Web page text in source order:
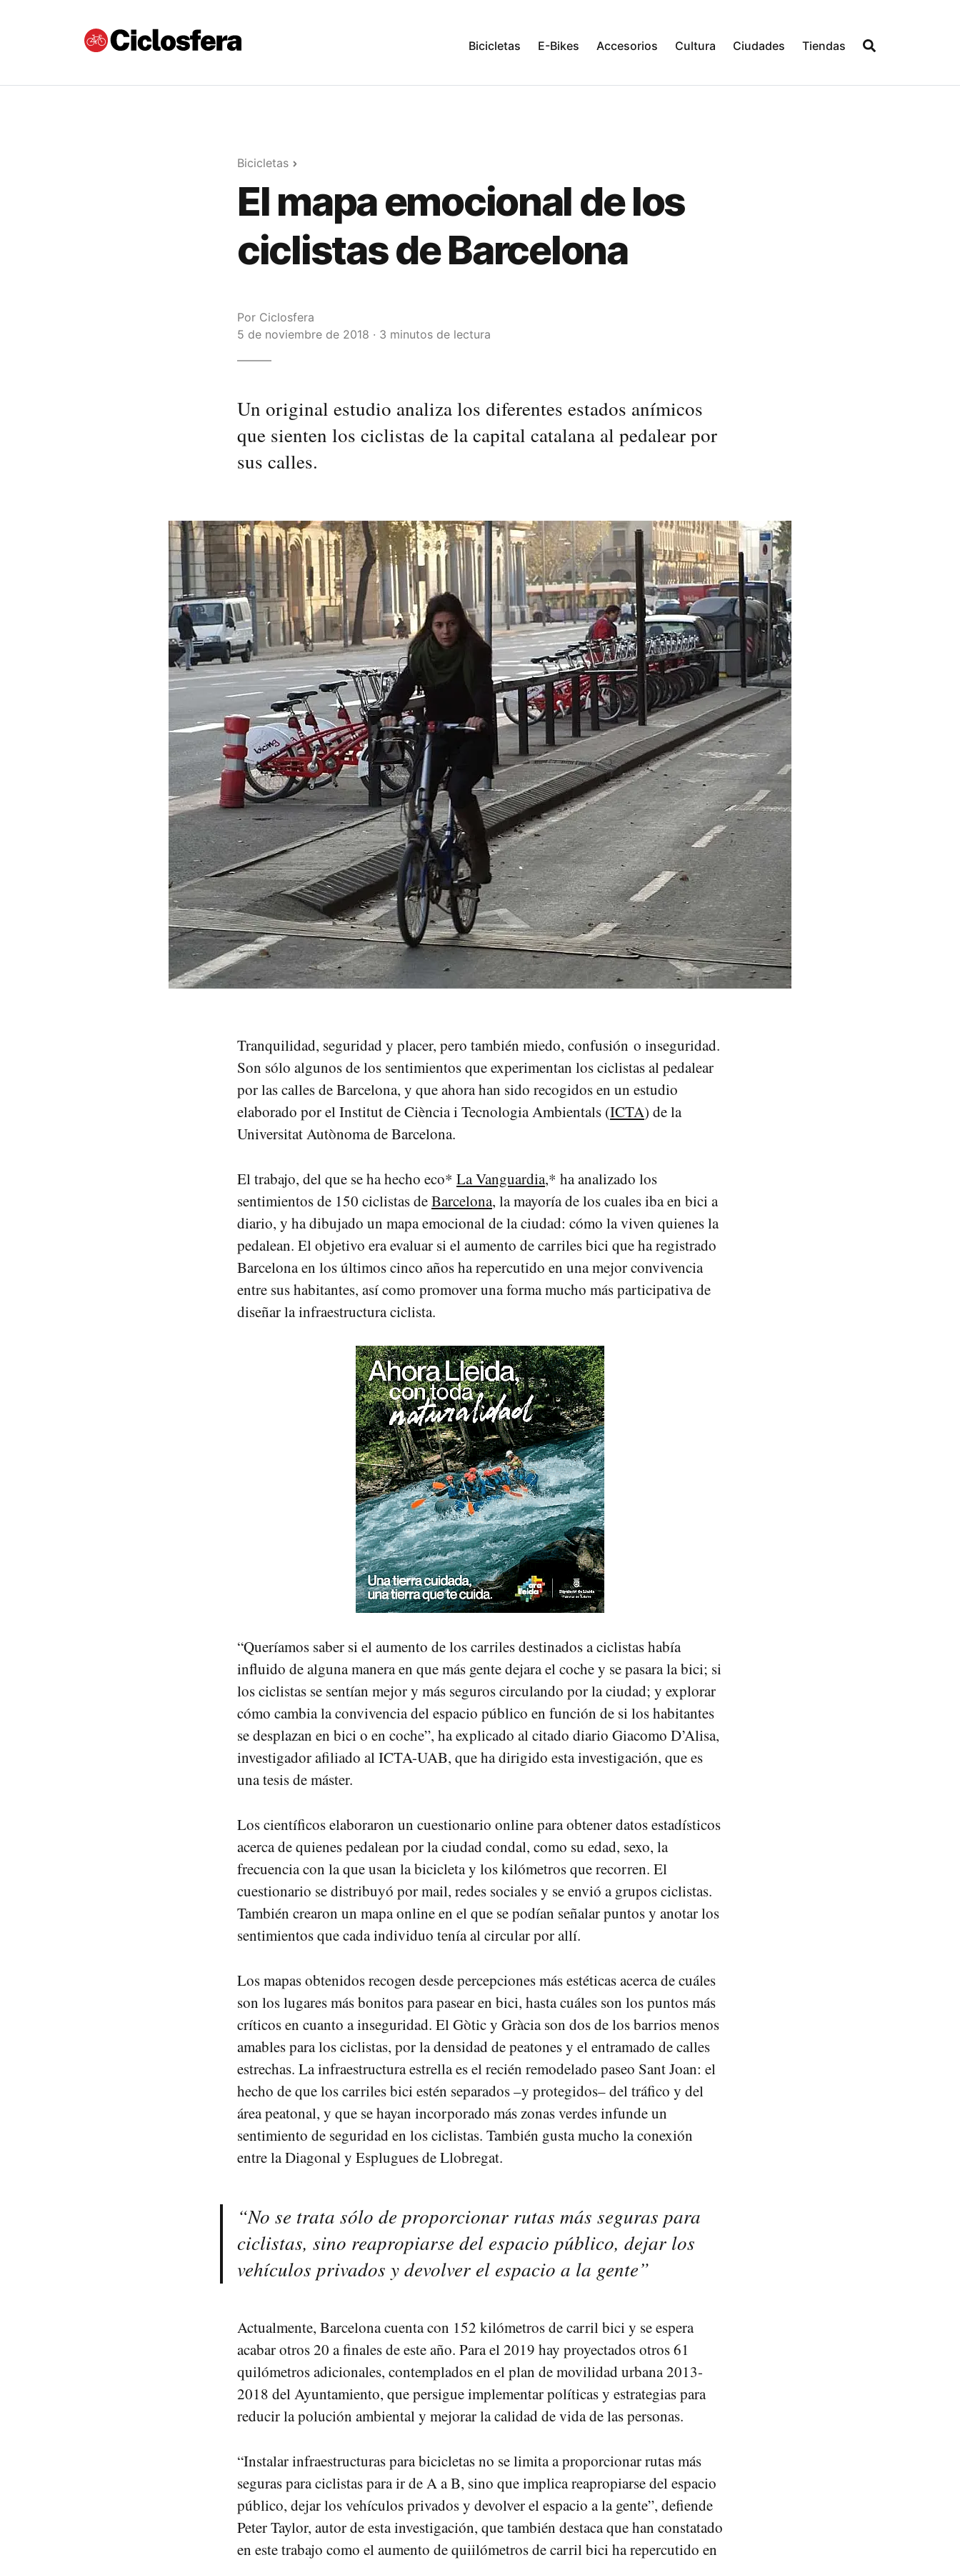
Bicicletas E-Bikes Accesorios Cultura Ciudades Tiendas
Bicicletas
El mapa emocional de los
ciclistas de Barcelona
Por Ciclosfera
5 de noviembre de 2018 · 3 minutos de lectura
Un original estudio analiza los diferentes estados anímicos
que sienten los ciclistas de la capital catalana al pedalear por
sus calles.
Tranquilidad, seguridad y placer, pero también miedo, confusión o inseguridad.
Son sólo algunos de los sentimientos que experimentan los ciclistas al pedalear
por las calles de Barcelona, y que ahora han sido recogidos en un estudio
elaborado por el Institut de Ciència i Tecnologia Ambientals (ICTA) de la
Universitat Autònoma de Barcelona.
El trabajo, del que se ha hecho eco* La Vanguardia,* ha analizado los
sentimientos de 150 ciclistas deBarcelona, la mayoría de los cuales iba en bici a
diario, y ha dibujado un mapa emocional de la ciudad: cómo la viven quienes la
pedalean. El objetivo era evaluar si el aumento de carriles bici que ha registrado
Barcelona en los últimos cinco años ha repercutido en una mejor convivencia
entre sus habitantes, así como promover una forma mucho más participativa de
diseñar la infraestructura ciclista.
“Queríamos saber si el aumento de los carriles destinados a ciclistas había
influido de alguna manera en que más gente dejara el coche y se pasara la bici; si
los ciclistas se sentían mejor y más seguros circulando por la ciudad; y explorar
cómo cambia la convivencia del espacio público en función de si los habitantes
se desplazan en bici o en coche”, ha explicado al citado diario Giacomo D’Alisa,
investigador afiliado al ICTA-UAB, que ha dirigido esta investigación, que es
una tesis de máster.
Los científicos elaboraron un cuestionario online para obtener datos estadísticos
acerca de quienes pedalean por la ciudad condal, como su edad, sexo, la
frecuencia con la que usan la bicicleta y los kilómetros que recorren. El
cuestionario se distribuyó por mail, redes sociales y se envió a grupos ciclistas.
También crearon un mapa online en el que se podían señalar puntos y anotar los
sentimientos que cada individuo tenía al circular por allí.
Los mapas obtenidos recogen desde percepciones más estéticas acerca de cuáles
son los lugares más bonitos para pasear en bici, hasta cuáles son los puntos más
críticos en cuanto a inseguridad. El Gòtic y Gràcia son dos de los barrios menos
amables para los ciclistas, por la densidad de peatones y el entramado de calles
estrechas. La infraestructura estrella es el recién remodelado paseo Sant Joan: el
hecho de que los carriles bici estén separados –y protegidos– del tráfico y del
área peatonal, y que se hayan incorporado más zonas verdes infunde un
sentimiento de seguridad en los ciclistas. También gusta mucho la conexión
entre la Diagonal y Esplugues de Llobregat.
“No se trata sólo de proporcionar rutas más seguras para
ciclistas, sino reapropiarse del espacio público, dejar los
vehículos privados y devolver el espacio a la gente”
Actualmente, Barcelona cuenta con 152 kilómetros de carril bici y se espera
acabar otros 20 a finales de este año. Para el 2019 hay proyectados otros 61
quilómetros adicionales, contemplados en el plan de movilidad urbana 2013-
2018 del Ayuntamiento, que persigue implementar políticas y estrategias para
reducir la polución ambiental y mejorar la calidad de vida de las personas.
“Instalar infraestructuras para bicicletas no se limita a proporcionar rutas más
seguras para ciclistas para ir de A a B, sino que implica reapropiarse del espacio
público, dejar los vehículos privados y devolver el espacio a la gente”, defiende
Peter Taylor, autor de esta investigación, que también destaca que han constatado
en este trabajo como el aumento de quiilómetros de carril bici ha repercutido en